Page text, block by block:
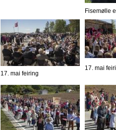
Fisemølle
17. mai feiring
17. mai